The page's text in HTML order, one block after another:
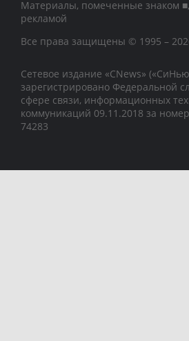
Материалы, помеченные знаком
рекламой
Все права защищены © 1995 –
Сетевое издание «CNews»
зарегистрировано Федеральной
сфере связи, информационных
коммуникаций 09.11.2018 за
74283